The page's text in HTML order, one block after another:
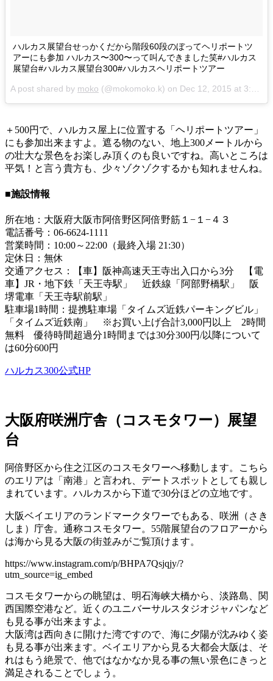
ハルカス展望台せっかくだから階段60段のぼってヘリポートツ
アーにも参加 ハルカス〜300〜って叫んできました笑#ハルカス
展望台#ハルカス展望台300#ハルカスヘリポートツアー
A post shared by moko (@mokomoko.k) on Dec 12, 2015 at 3:55am PST
＋500円で、ハルカス屋上に位置する「ヘリポートツアー」
にも参加出来ますよ。遮る物のない、地上300メートルから
の壮大な景色をお楽しみ頂くのも良いですね。高いところは
平気！と言う貴方も、少々ゾクゾクするかも知れませんね。
■施設情報
所在地：大阪府大阪市阿倍野区阿倍野筋１−１−４３
電話番号：06-6624-1111
営業時間：10:00～22:00（最終入場 21:30）
定休日：無休
交通アクセス：【車】阪神高速天王寺出入口から3分 【電
車】JR・地下鉄「天王寺駅」 近鉄線「阿部野橋駅」 阪
堺電車「天王寺駅前駅」
駐車場1時間：提携駐車場「タイムズ近鉄パーキングビル」
「タイムズ近鉄南」 ※お買い上げ合計3,000円以上 2時間
無料 優待時間超過分1時間までは30分300円/以降について
は60分600円
ハルカス300公式HP
大阪府咲洲庁舎（コスモタワー）展望
台
阿倍野区から住之江区のコスモタワーへ移動します。こちら
のエリアは「南港」と言われ、デートスポットとしても親し
まれています。ハルカスから下道で30分ほどの立地です。
大阪ベイエリアのランドマークタワーでもある、咲洲（さき
しま）庁舎。通称コスモタワー。55階展望台のフロアーから
は海から見る大阪の街並みがご覧頂けます。
https://www.instagram.com/p/BHPA7Qsjqjy/?
utm_source=ig_embed
コスモタワーからの眺望は、明石海峡大橋から、淡路島、関
西国際空港など。近くのユニバーサルスタジオジャパンなど
も見る事が出来ますよ。
大阪湾は西向きに開けた湾ですので、海に夕陽が沈みゆく姿
も見る事が出来ます。ベイエリアから見る大都会大阪は、そ
れはもう絶景で、他ではなかなか見る事の無い景色にきっと
満足されることでしょう。